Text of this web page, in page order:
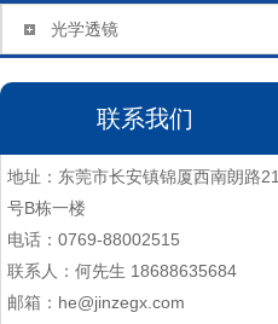
光学透镜
联系我们
地址：东莞市长安镇锦厦西南朗路21
号B栋一楼
电话：0769-88002515
联系人：何先生 18688635684
邮箱：he@jinzegx.com